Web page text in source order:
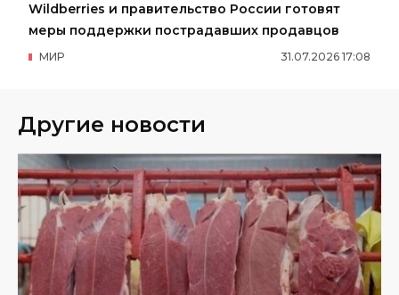
Wildberries и правительство России готовят
меры поддержки пострадавших продавцов
31.07.2026 17:08
МИР
Другие новости